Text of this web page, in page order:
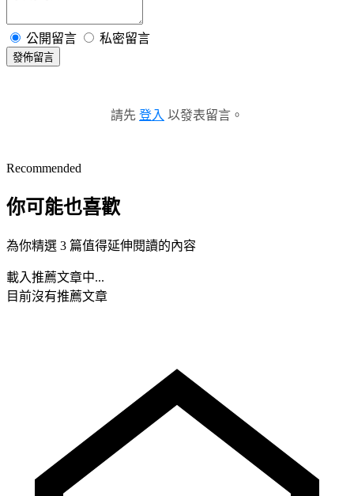
公開留言 私密留言
發佈留言
請先 登入 以發表留言。
Recommended
你可能也喜歡
為你精選 3 篇值得延伸閱讀的內容
載入推薦文章中...
目前沒有推薦文章